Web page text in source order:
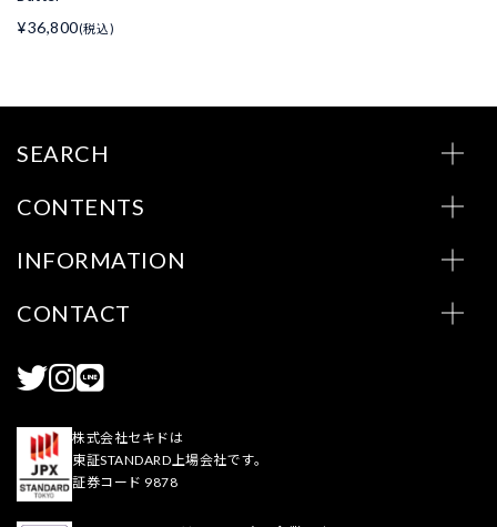
¥36,800(税込)
SEARCH
CONTENTS
INFORMATION
CONTACT
株式会社セキドは
東証STANDARD上場会社です。
証券コード 9878